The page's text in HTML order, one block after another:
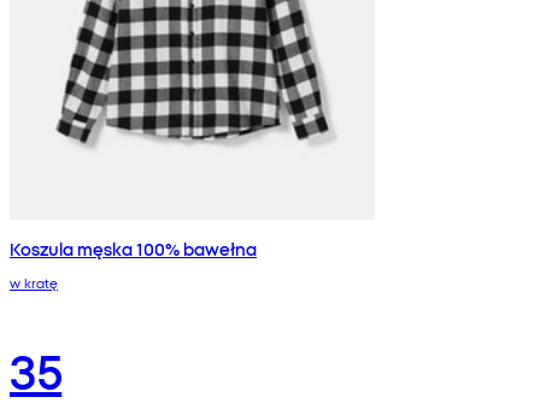
Koszula męska 100% bawełna
w kratę
35